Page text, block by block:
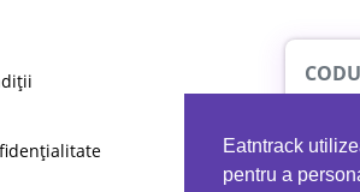
Eatntrack
pentru a
PROTO41